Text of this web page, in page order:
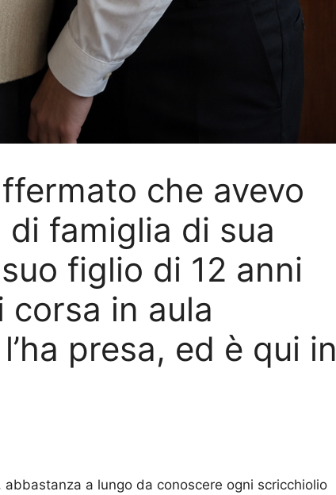
che avevo
famiglia di sua
figlio di 12 anni
in aula
presa, ed è qui in
a lungo da conoscere ogni scricchiolio